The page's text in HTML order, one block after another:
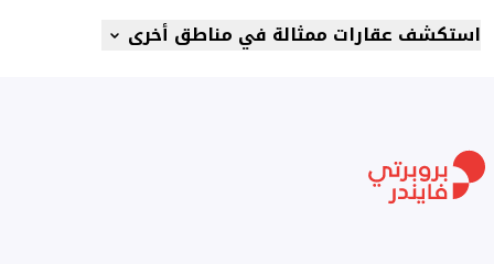
استكشف عقارات ممثالة في مناطق أخرى